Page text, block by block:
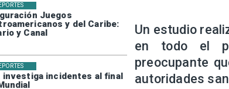
Juegos
y del Caribe:
y Canal
investiga incidentes al final
Un estudio
en todo el
preocupante
autoridades